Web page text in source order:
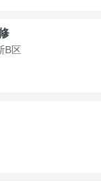
B区